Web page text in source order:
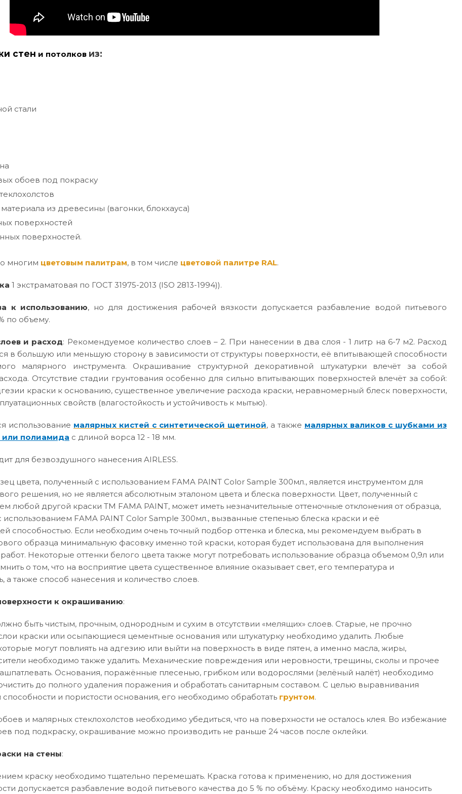
стен и потолков из:
стали
обоев под покраску
из древесины (вагонки, блокхауса)
поверхностей
поверхностей.
многим цветовым палитрам, в том числе цветовой палитре RAL.
1 экстраматовая по ГОСТ 31975-2013 (ISO 2813-1994)).
к использованию, но для достижения рабочей вязкости допускается разбавление водой питьевого
по объему.
и расход: Рекомендуемое количество слоев – 2. При нанесении в два слоя - 1 литр на 6-7 м2. Расход
в большую или меньшую сторону в зависимости от структуры поверхности, её впитывающей способности
малярного инструмента. Окрашивание структурной декоративной штукатурки влечёт за собой
Отсутствие стадии грунтования особенно для сильно впитывающих поверхностей влечёт за собой:
краски к основанию, существенное увеличение расхода краски, неравномерный блеск поверхности,
свойств (влагостойкость и устойчивость к мытью).
использование малярных кистей с синтетической щетиной, а также малярных валиков с шубками из
полиамида с длиной ворса 12 - 18 мм.
для безвоздушного нанесения AIRLESS.
цвета, полученный с использованием FAMA PAINT Color Sample 300мл., является инструментом для
решения, но не является абсолютным эталоном цвета и блеска поверхности. Цвет, полученный с
любой другой краски ТМ FAMA PAINT, может иметь незначительные оттеночные отклонения от образца,
использованием FAMA PAINT Color Sample 300мл., вызванные степенью блеска краски и её
способностью. Если необходим очень точный подбор оттенка и блеска, мы рекомендуем выбрать в
образца минимальную фасовку именно той краски, которая будет использована для выполнения
Некоторые оттенки белого цвета также могут потребовать использование образца объемом 0,9л или
о том, что на восприятие цвета существенное влияние оказывает свет, его температура и
а также способ нанесения и количество слоев.
к окрашиванию:
быть чистым, прочным, однородным и сухим в отсутствии «мелящих» слоев. Старые, не прочно
краски или осыпающиеся цементные основания или штукатурку необходимо удалить. Любые
могут повлиять на адгезию или выйти на поверхность в виде пятен, а именно масла, жиры,
необходимо также удалить. Механические повреждения или неровности, трещины, сколы и прочее
Основания, поражённые плесенью, грибком или водорослями (зелёный налёт) необходимо
до полного удаления поражения и обработать санитарным составом. С целью выравнивания
и пористости основания, его необходимо обработать грунтом.
и малярных стеклохолстов необходимо убедиться, что на поверхности не осталось клея. Во избежание
под подкраску, окрашивание можно производить не раньше 24 часов после оклейки.
на стены:
краску необходимо тщательно перемешать. Краска готова к применению, но для достижения
допускается разбавление водой питьевого качества до 5 % по объёму. Краску необходимо наносить